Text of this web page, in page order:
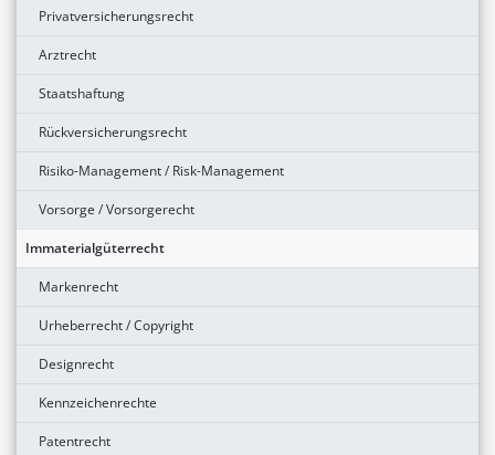
Privatversicherungsrecht
Arztrecht
Staatshaftung
Rückversicherungsrecht
Risiko-Management / Risk-Management
Vorsorge / Vorsorgerecht
Immaterialgüterrecht
Markenrecht
Urheberrecht / Copyright
Designrecht
Kennzeichenrechte
Patentrecht